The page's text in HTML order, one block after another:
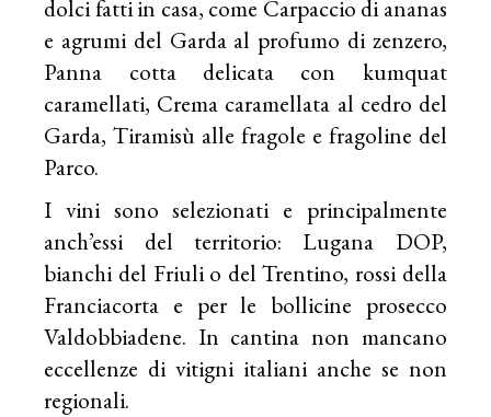
dolci fatti in casa, come Carpaccio di ananas
e agrumi del Garda al profumo di zenzero,
Panna cotta delicata con kumquat
caramellati, Crema caramellata al cedro del
Garda, Tiramisù alle fragole e fragoline del
Parco.
I vini sono selezionati e principalmente
anch’essi del territorio: Lugana DOP,
bianchi del Friuli o del Trentino, rossi della
Franciacorta e per le bollicine prosecco
Valdobbiadene. In cantina non mancano
eccellenze di vitigni italiani anche se non
regionali.